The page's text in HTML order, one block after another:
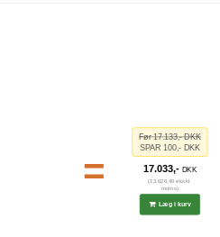
=
Før 17.133,- DKK
SPAR 100,- DKK
17.033,- DKK
(13.626,40 ekskl.
moms)
Læg i kurv